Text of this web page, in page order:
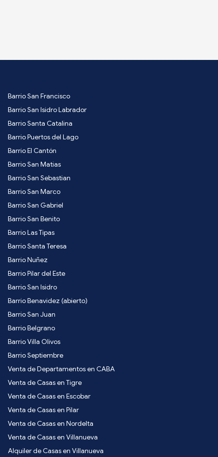
Barrio San Francisco
Barrio San Isidro Labrador
Barrio Santa Catalina
Barrio Puertos del Lago
Barrio El Cantón
Barrio San Matias
Barrio San Sebastian
Barrio San Marco
Barrio San Gabriel
Barrio San Benito
Barrio Las Tipas
Barrio Santa Teresa
Barrio Nuñez
Barrio Pilar del Este
Barrio San Isidro
Barrio Benavidez (abierto)
Barrio San Juan
Barrio Belgrano
Barrio Villa Olivos
Barrio Septiembre
Venta de Departamentos en CABA
Venta de Casas en Tigre
Venta de Casas en Escobar
Venta de Casas en Pilar
Venta de Casas en Nordelta
Venta de Casas en Villanueva
Alquiler de Casas en Villanueva